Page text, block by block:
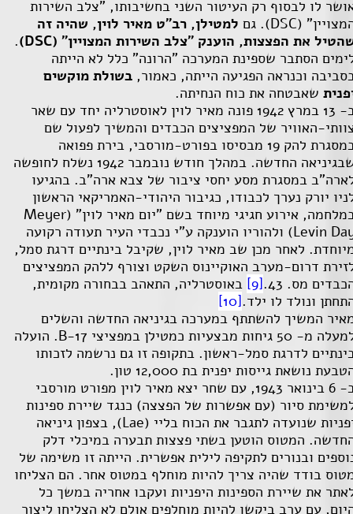
לו לבסוף רק העיטור השני בחשיבותו, "צלב השירות
(
DSC). גם למטילן, רב"ט מאיר לוין, שהיה זה
את הפצצות, הוענק "צלב השירות המצויין" (DSC
)
.
הסתבר שספינת המערכה "הרונה" כלל לא הייתה
וכנראה הפגיעה הייתה, כאמור, בשולת מוקשים
שאבטחה את כוח הנחיתה.
ב- 13 במרץ 1942 פונה מאיר לוין לאוסטרליה יחד עם שאר
האוויר של המפציצים הכבדים והמשיך לפעול שם
במסגרת להק 19 מבסיסו בפורט-מורסבי, בירת פפואה
שבגיניאה החדשה. במהלך חודש נובמבר 1942 נשלח לחופשה
במסגרת מסע יחסי ציבור של צבא ארה"ב. בהגיעו
יורק נערך לכבודו, כגיבור היהודי-האמריקאי הראשון
אירוע חגיגי מיוחד בשם "יום מאיר לוין" (Meyer
Levin) ולהוריו הוענקה ע"י נכבדי העיר תעודה רקועה
לאחר מכן שב מאיר לוין, שקיבל בינתיים דרגת סמל,
דרום-מערב האוקיינוס השקט וצורף ללהק המפציצים
מס. 43.
[9] באוסטרליה, התאהב בבחורה מקומית,
ונולד לו ילד. [10]
המשיך להשתתף במערכה בגיניאה החדשה והשלים
מ- 50 גיחות מבצעיות כמטילן במפציצי
B-17. הועלה
לדרגת סמל-ראשון. בתקופה זו גם נרשמה לזכותו
נושאת גייסות יפנית בת 12,000 טון.
ב- 6 בינואר 1943, עם שחר יצא מאיר לוין מפורט מורסבי
סיור (עם אפשרות של הפצצה) כנגד שיירת ספינות
שנועדה לתגבר את הכוח בליי (Lae), בצפון גיניאה
המטוס הוטען בשתי פצצות תבערה במיכלי דלק
ובנורים לתקיפה לילית אפשרית. הייתה זו משימה של
בודד שהיה צריך להיות מוחלף במטוס אחר. הם הצליחו
את שיירת הספינות היפניות ועקבו אחריה במשך כל
עם ערב ביקשו להיות מוחלפים אולם לא הצליחו ליצור